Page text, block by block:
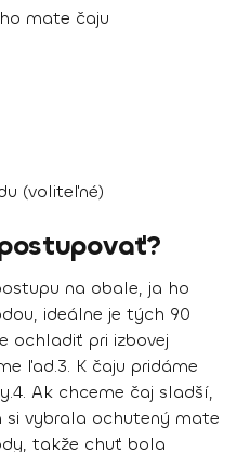
mate čaju
(voliteľné)
na obale, ja ho
ideálne je tých 90
ochladiť pri izbovej
ľad.3. K čaju pridáme
4. Ak chceme čaj sladší,
si vybrala ochutený mate
takže chuť bola